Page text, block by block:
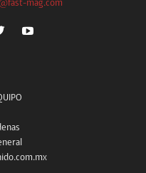
mag.com